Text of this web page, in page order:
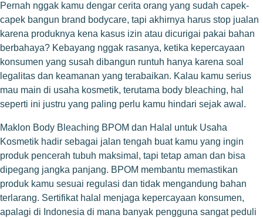
Pernah nggak kamu dengar cerita orang yang sudah capek-
capek bangun brand bodycare, tapi akhirnya harus stop jualan
karena produknya kena kasus izin atau dicurigai pakai bahan
berbahaya? Kebayang nggak rasanya, ketika kepercayaan
konsumen yang susah dibangun runtuh hanya karena soal
legalitas dan keamanan yang terabaikan. Kalau kamu serius
mau main di usaha kosmetik, terutama body bleaching, hal
seperti ini justru yang paling perlu kamu hindari sejak awal.
Maklon Body Bleaching BPOM dan Halal untuk Usaha
Kosmetik hadir sebagai jalan tengah buat kamu yang ingin
produk pencerah tubuh maksimal, tapi tetap aman dan bisa
dipegang jangka panjang. BPOM membantu memastikan
produk kamu sesuai regulasi dan tidak mengandung bahan
terlarang. Sertifikat halal menjaga kepercayaan konsumen,
apalagi di Indonesia di mana banyak pengguna sangat peduli